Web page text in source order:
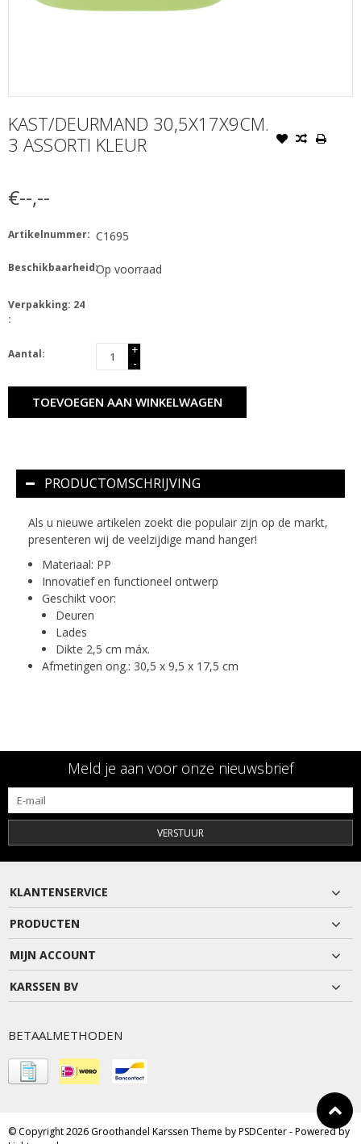
KAST/DEURMAND 30,5X17X9CM.
3 ASSORTI KLEUR
€--,--
Artikelnummer: C1695
Beschikbaarheid:Op voorraad
Verpakking: 24
:
Aantal:
+
-
TOEVOEGEN AAN WINKELWAGEN
PRODUCTOMSCHRIJVING
Als u nieuwe artikelen zoekt die populair zijn op de markt,
presenteren wij de veelzijdige mand hanger!
Materiaal: PP
Innovatief en functioneel ontwerp
Geschikt voor:
Deuren
Lades
Dikte 2,5 cm máx.
Afmetingen ong.: 30,5 x 9,5 x 17,5 cm
Meld je aan voor onze nieuwsbrief
VERSTUUR
KLANTENSERVICE
PRODUCTEN
MIJN ACCOUNT
KARSSEN BV
BETAALMETHODEN
© Copyright 2026 Groothandel Karssen Theme byPSDCenter- Powered by